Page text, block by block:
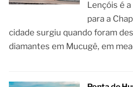
Lençóis é
para a
cidade surgiu quando foram
diamantes em Mucugê, em